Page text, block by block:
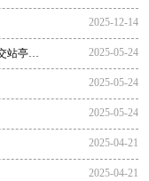
2025-12-14
站亭生
2025-05-24
2025-05-24
2025-05-24
2025-04-21
2025-04-21